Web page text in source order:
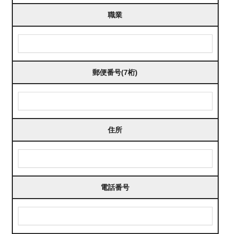
職業
郵便番号(7桁)
住所
電話番号